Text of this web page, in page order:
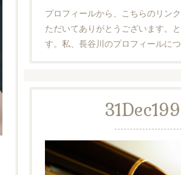
プロフィールから、こちらのリン
ただいてありがとうございます。
す。私、長谷川のプロフィールに
31Dec